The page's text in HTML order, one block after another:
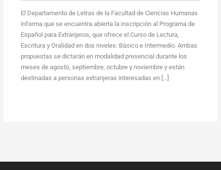
El Departamento de Letras de la Facultad de Ciencias Humanas
informa que se encuentra abierta la inscripción al Programa de
Español para Extranjeros, que ofrece el Curso de Lectura,
Escritura y Oralidad en dos niveles: Básico e Intermedio. Ambas
propuestas se dictarán en modalidad presencial durante los
meses de agosto, septiembre, octubre y noviembre y están
destinadas a personas extranjeras interesadas en […]